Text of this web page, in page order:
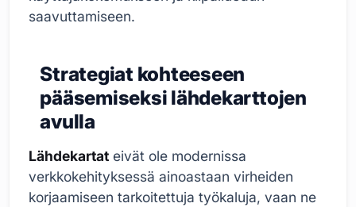
saavuttamiseen.
Strategiat kohteeseen
pääsemiseksi lähdekarttojen
avulla
Lähdekartat eivät ole modernissa
verkkokehityksessä ainoastaan virheiden
korjaamiseen tarkoitettuja työkaluja, vaan ne